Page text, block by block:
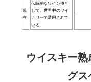
現
在
伝統的なワイン樽と
して、世界中のワイ
ナリーで愛用されて
いる
–
ウイスキー
グス